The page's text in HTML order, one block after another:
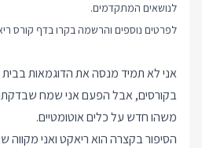
לנושאים המתקדמים.
לפרטים נוספים והרשמה בקרו בדף קורס
אני לא תמיד מנסה את הדוגמאות בבית
בקורסים, אבל הפעם אני שמח שבדקתי
משהו חדש על כלים אוטומטיים.
הסיפור בקצרה הוא ריאקט ואני מקווה